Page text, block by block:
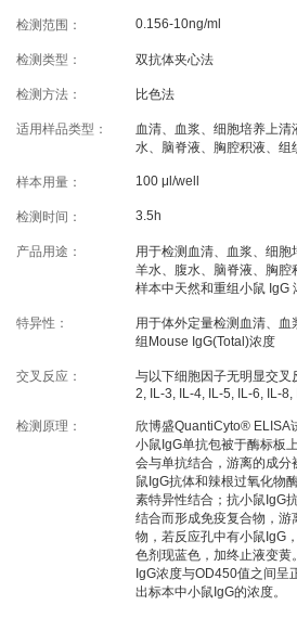
促销活动
线下展会
服务支持
技术支持 订购指
资源中心
样本处理 实验流
常见问题 注意事
结果数
下载中
检测范围： 0.156-10ng/ml
检测类型： 双抗体夹心法
检测方法： 比色法
适用样品类型：
血清、血浆、细胞培养上
水、脑脊液、胸腔积液、组
样本用量： 100 μl/well
检测时间： 3.5h
产品用途：
用于检测血清、血浆、细胞
羊水、腹水、脑脊液、胸
样本中天然和重组小鼠 IgG
特异性：
用于体外定量检测血清、
组Mouse IgG(Total)浓度
交叉反应：
与以下细胞因子无明显交
2, IL-3, IL-4, IL-5, IL-6, IL-
检测原理：
欣博盛QuantiCyto® ELISA
小鼠IgG单抗包被于酶标板
会与单抗结合，游离的成
鼠IgG抗体和辣根过氧化物
素特异性结合；抗小鼠IgG
结合而形成免疫复合物，
物，若反应孔中有小鼠IgG
色剂现蓝色，加终止液变
IgG浓度与OD450值之间呈
出标本中小鼠IgG的浓度。